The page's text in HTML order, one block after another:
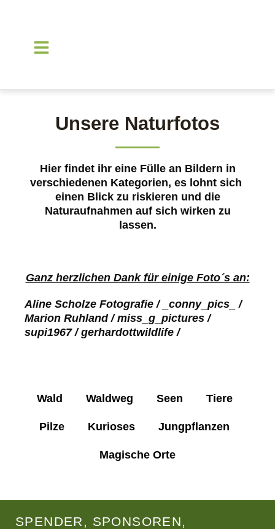
Unsere Naturfotos
Hier findet ihr eine Fülle an Bildern in
verschiedenen Kategorien, es lohnt sich
einen Blick zu riskieren und die
Naturaufnahmen auf sich wirken zu
lassen.
Ganz herzlichen Dank für einige Foto´s an:
Aline Scholze Fotografie / _conny_pics_ /
Marion Ruhland / miss_g_pictures /
supi1967 / gerhardottwildlife /
Wald Waldweg Seen Tiere
Pilze Kurioses Jungpflanzen
Magische Orte
SPENDER, SPONSOREN,